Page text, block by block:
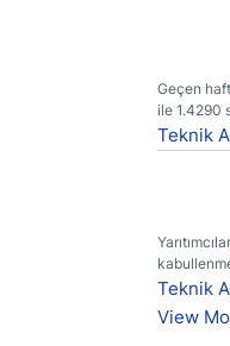
Geçen
ile 1.4290
ertesinde
Teknik
Yarıtımcıların
olmuştur.
Teknik
View